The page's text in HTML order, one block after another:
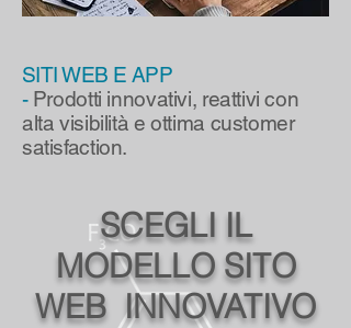
SITI WEB E APP
- Prodotti innovativi, reattivi con
alta visibilità e ottima customer
satisfaction.
SCEGLI IL
MODELLO SITO
WEB INNOVATIVO